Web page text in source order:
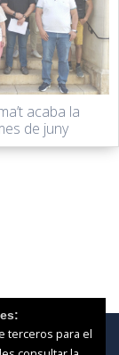
acaba la
de juny
terceros para el